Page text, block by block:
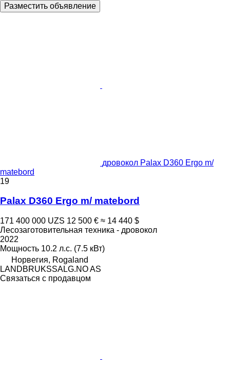
Разместить объявление
дровокол Palax D360 Ergo m/
matebord
19
Palax D360 Ergo m/ matebord
171 400 000 UZS 12 500 € ≈ 14 440 $
Лесозаготовительная техника - дровокол
2022
Мощность 10.2 л.с. (7.5 кВт)
Норвегия, Rogaland
LANDBRUKSSALG.NO AS
Связаться с продавцом